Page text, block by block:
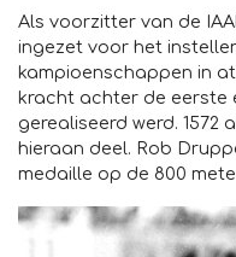
Als voorzitter van de
ingezet voor het
kampioenschappen in
kracht achter de eerste
gerealiseerd werd. 1572
hieraan deel. Rob
medaille op de 800